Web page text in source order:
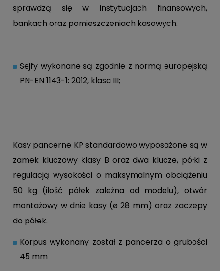
sprawdzą się w instytucjach finansowych,
bankach oraz pomieszczeniach kasowych.
Sejfy wykonane są zgodnie z normą europejską
PN-EN 1143-1: 2012, klasa III;
Kasy pancerne KP standardowo wyposażone są w
zamek kluczowy klasy B oraz dwa klucze, półki z
regulacją wysokości o maksymalnym obciążeniu
50 kg (ilość półek zależna od modelu), otwór
montażowy w dnie kasy (ø 28 mm) oraz zaczepy
do półek.
Korpus wykonany został z pancerza o grubości
45 mm